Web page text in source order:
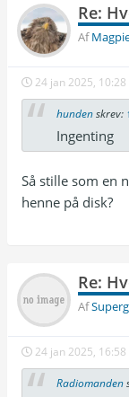
Re:
Af
24 jan 2025, 10:28
hundenskrev:
Ingenting
Så stille som en
henne på disk?
Re:
Af
24 jan 2025, 16:58
Radiomanden